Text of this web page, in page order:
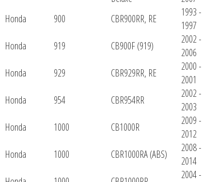
Honda
900 CBR900RR, RE
1993 -
1997
Honda
919 CB900F (919)
2002 -
2006
Honda
929 CBR929RR, RE
2000 -
2001
Honda
954 CBR954RR
2002 -
2003
Honda
1000 CB1000R
2009 -
2012
Honda
1000 CBR1000RA (ABS)
2008 -
2014
2004 -